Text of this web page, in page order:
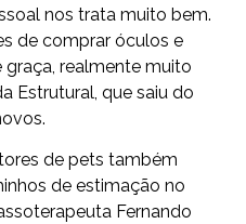
nos trata muito bem.
de comprar óculos e
graça, realmente muito
Estrutural, que saiu do
de pets também
de estimação no
Fernando